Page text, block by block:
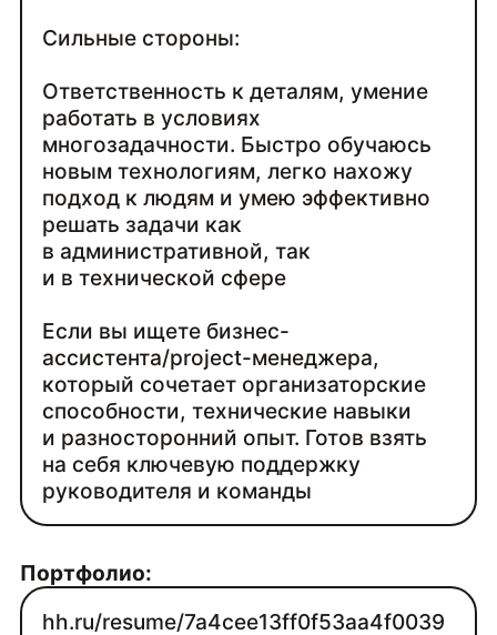
Сильные стороны:
Ответственность к деталям, умение
работать в условиях
многозадачности. Быстро обучаюсь
новым технологиям, легко нахожу
подход к людям и умею эффективно
решать задачи как
в административной, так
и в технической сфере
Если вы ищете бизнес-
ассистента/project-менеджера,
который сочетает организаторские
способности, технические навыки
и разносторонний опыт. Готов взять
на себя ключевую поддержку
руководителя и команды
Портфолио:
hh.ru/resume/7a4cee13ff0f53aa4f0039